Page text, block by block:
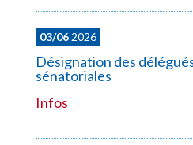
03/062026
Désignation des
sénatoriales
Infos